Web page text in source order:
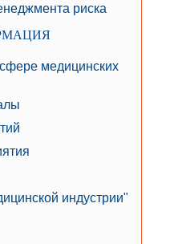
риска
медицинских
индустрии"